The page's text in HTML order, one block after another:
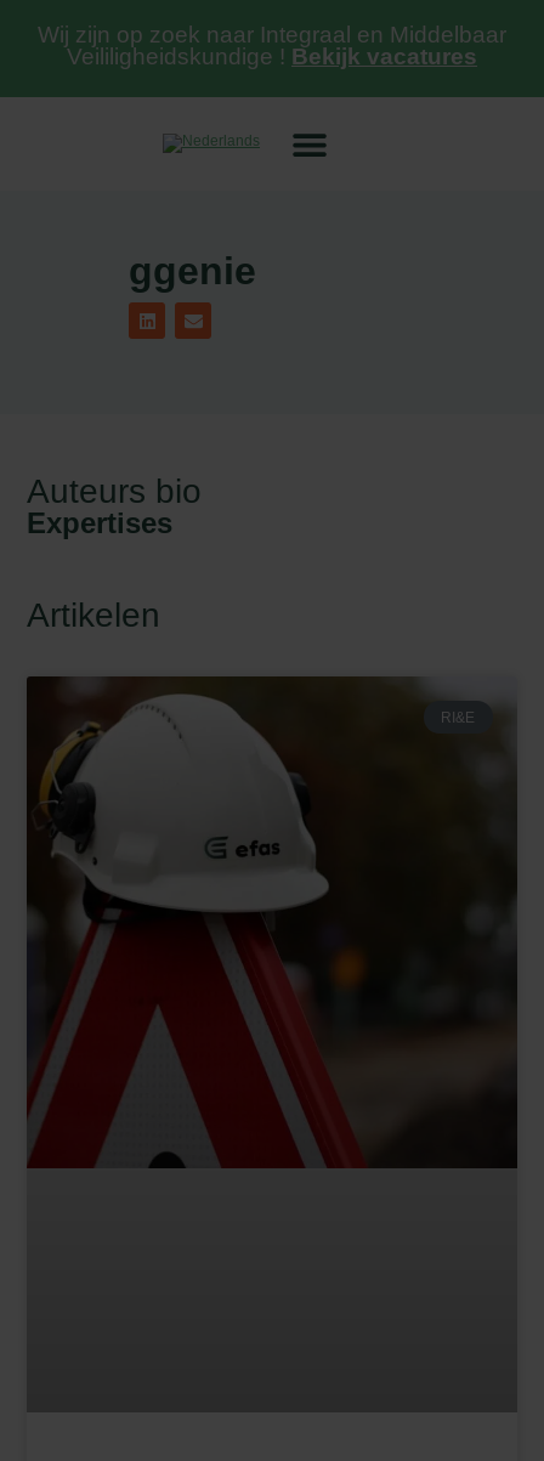
Wij zijn op zoek naar Integraal en Middelbaar
Veililigheidskundige ! Bekijk vacatures
ggenie
Auteurs bio
Expertises
Artikelen
RI&E